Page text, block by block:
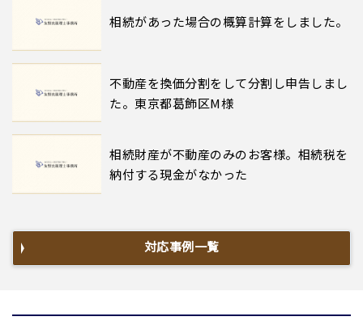
相続があった場合の概算計算をしました。
不動産を換価分割をして分割し申告しまし
た。東京都葛飾区M様
相続財産が不動産のみのお客様。相続税を
納付する現金がなかった
対応事例一覧